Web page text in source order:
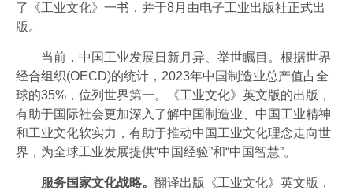
了《工业文化》一书，并于8月由电子工业出版社正式出
版。
当前，中国工业发展日新月异、举世瞩目。根据世界
经合组织(OECD)的统计，‌2023年中国制造业总产值占全
球的35%‌，位列世界第一。《工业文化》英文版的出版，
有助于国际社会更加深入了解中国制造业、中国工业精神
和工业文化软实力，有助于推动中国工业文化理念走向世
界，为全球工业发展提供“中国经验”和“中国智慧”。
服务国家文化战略。 翻译出版《工业文化》英文版，